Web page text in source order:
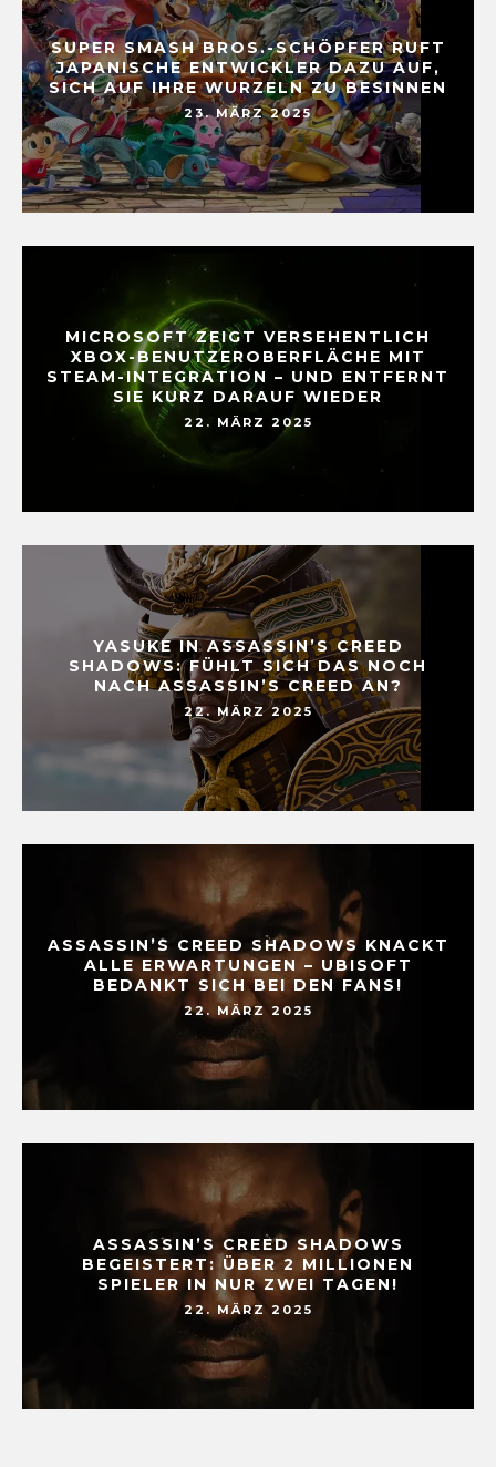
SUPER SMASH BROS.-SCHÖPFER RUFT
JAPANISCHE ENTWICKLER DAZU AUF,
SICH AUF IHRE WURZELN ZU BESINNEN
23. MÄRZ 2025
MICROSOFT ZEIGT VERSEHENTLICH
XBOX-BENUTZEROBERFLÄCHE MIT
STEAM-INTEGRATION – UND ENTFERNT
SIE KURZ DARAUF WIEDER
22. MÄRZ 2025
YASUKE IN ASSASSIN’S CREED
SHADOWS: FÜHLT SICH DAS NOCH
NACH ASSASSIN’S CREED AN?
22. MÄRZ 2025
ASSASSIN’S CREED SHADOWS KNACKT
ALLE ERWARTUNGEN – UBISOFT
BEDANKT SICH BEI DEN FANS!
22. MÄRZ 2025
ASSASSIN’S CREED SHADOWS
BEGEISTERT: ÜBER 2 MILLIONEN
SPIELER IN NUR ZWEI TAGEN!
22. MÄRZ 2025